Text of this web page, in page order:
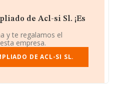
de Acl-si Sl. ¡Es
y te regalamos el
empresa.
DE ACL-SI SL.